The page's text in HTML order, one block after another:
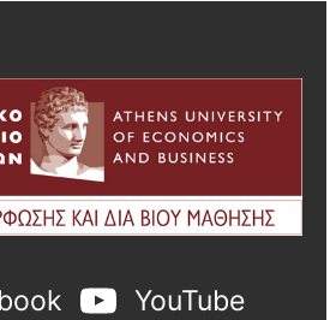
YouTube